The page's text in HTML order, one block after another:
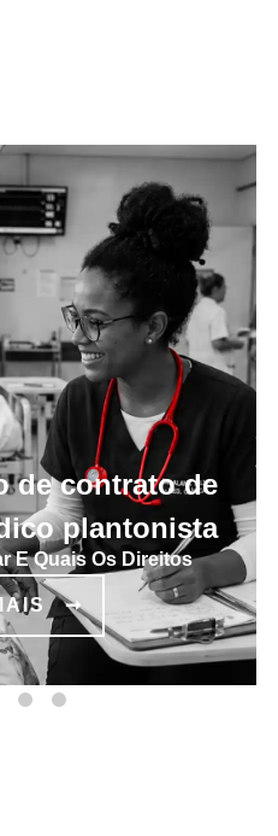
de contrato de
plantonista
E Quais Os Direitos